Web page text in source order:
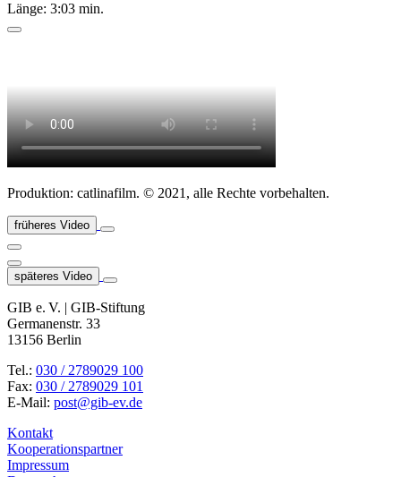
Länge: 3:03 min.
Produktion: catlinafilm. © 2021, alle Rechte vorbehalten.
früheres Video
späteres Video
GIB e. V. | GIB-Stiftung
Germanenstr. 33
13156 Berlin
Tel.: 030 / 2789029 100
Fax: 030 / 2789029 101
E-Mail: post@gib-ev.de
Kontakt
Kooperationspartner
Impressum